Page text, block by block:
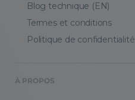
Blog technique (EN)
Termes et conditions
Politique de confidentialité
À PROPOS